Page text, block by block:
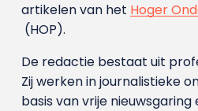
artikelen van het Hoger
(HOP).
De redactie bestaat uit
Zij werken in journalistieke
basis van vrije nieuwsgaring